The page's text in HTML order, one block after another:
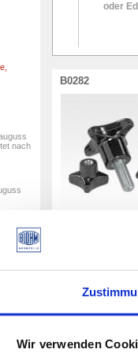
Wir verwenden
nach
aus
oder
B0282
B0286